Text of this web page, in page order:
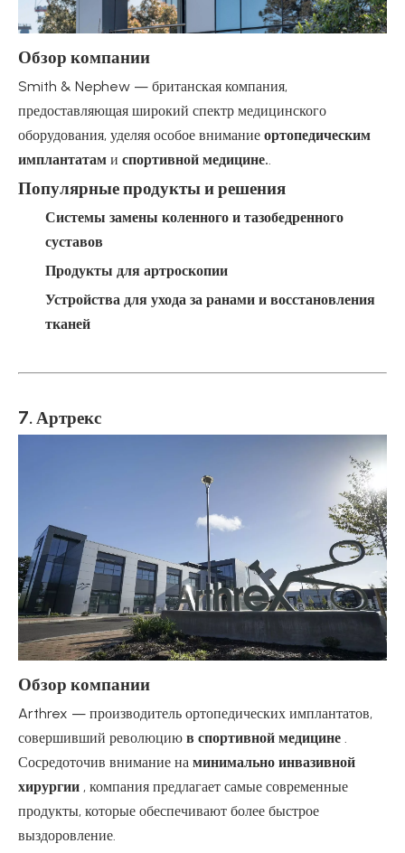
Обзор компании
Smith & Nephew — британская компания,
предоставляющая широкий спектр медицинского
оборудования, уделяя особое внимание ортопедическим
имплантатам и спортивной медицине..
Популярные продукты и решения
Системы замены коленного и тазобедренного
суставов
Продукты для артроскопии
Устройства для ухода за ранами и восстановления
тканей
7. Артрекс
Обзор компании
Arthrex — производитель ортопедических имплантатов,
совершивший революцию в спортивной медицине
Сосредоточив внимание на минимально инвазивной
хирургии , компания предлагает самые современные
продукты, которые обеспечивают более быстрое
выздоровление.